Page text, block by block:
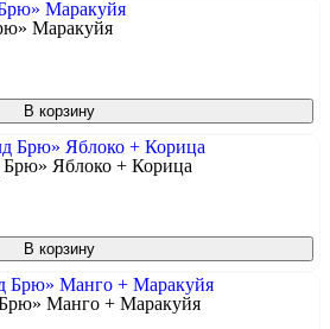
Маракуйя
В корзину
Яблоко + Корица
В корзину
Манго + Маракуйя